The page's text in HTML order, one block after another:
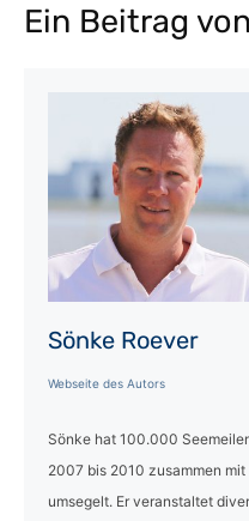
Ein Beitrag von
Sönke Roever
Webseite des Autors
Sönke hat 100.000
2007 bis 2010 zusammen
umsegelt. Er veranstaltet